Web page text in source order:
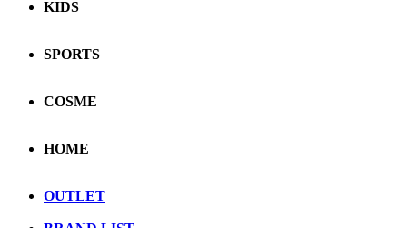
KIDS
SPORTS
COSME
HOME
OUTLET